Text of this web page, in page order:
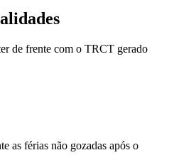
de frente com o TRCT gerado
as férias não gozadas após o